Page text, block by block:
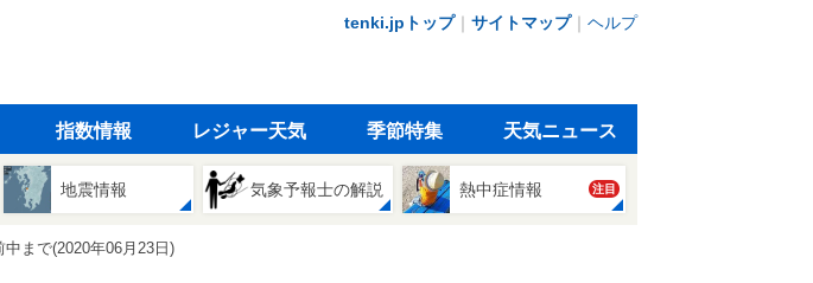
tenki.jpトップ｜ サイトマップ｜ ヘルプ
指数情報 レジャー天気 季節特集 天気ニュース
地震情報 気象予報士の解説 熱中症情報 注目
まで(2020年06月23日)